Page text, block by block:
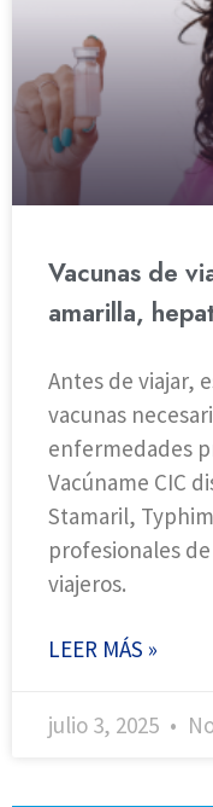
Vacunas de
amarilla,
Antes de viajar,
vacunas
enfermedades
Vacúname CIC
Stamaril,
profesionales
viajeros.
LEER MÁS »
julio 3, 2025